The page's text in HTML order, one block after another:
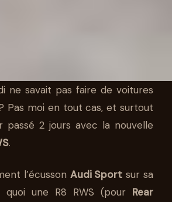
À MADRID
ne savait pas faire de voitures
Pas moi en tout cas, et surtout
passé 2 jours avec la nouvelle
.
l’écusson Audi Sport sur sa
quoi une R8 RWS (pour Rear